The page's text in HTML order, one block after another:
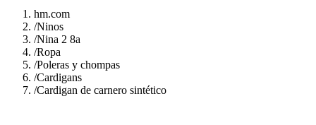
hm.com
/Ninos
/Nina 2 8a
/Ropa
/Poleras y chompas
/Cardigans
/Cardigan de carnero sintético